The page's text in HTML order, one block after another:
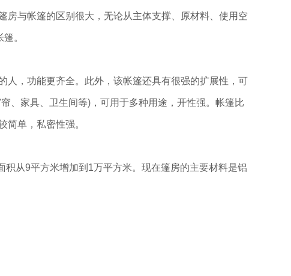
与帐篷的区别很大，无论从主体支撑、原材料、使用空
。
人，功能更齐全。此外，该帐篷还具有很强的扩展性，可
、家具、卫生间等)，可用于多种用途，开性强。帐篷比
简单，私密性强。
从9平方米增加到1万平方米。现在篷房的主要材料是铝